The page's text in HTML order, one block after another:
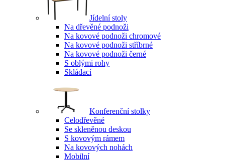
Jídelní stoly
Na dřevěné podnoži
Na kovové podnoži chromové
Na kovové podnoži stříbrné
Na kovové podnoži černé
S oblými rohy
Skládací
Konferenční stolky
Celodřevěné
Se skleněnou deskou
S kovovým rámem
Na kovových nohách
Mobilní